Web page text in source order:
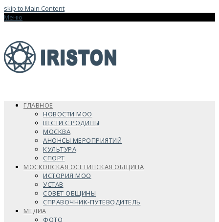
skip to Main Content
Меню
ГЛАВНОЕ
НОВОСТИ МОО
ВЕСТИ С РОДИНЫ
МОСКВА
АНОНСЫ МЕРОПРИЯТИЙ
КУЛЬТУРА
СПОРТ
МОСКОВСКАЯ ОСЕТИНСКАЯ ОБЩИНА
ИСТОРИЯ МОО
УСТАВ
СОВЕТ ОБЩИНЫ
СПРАВОЧНИК-ПУТЕВОДИТЕЛЬ
МЕДИА
ФОТО